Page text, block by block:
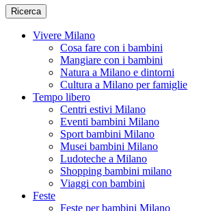
Ricerca
Vivere Milano
Cosa fare con i bambini
Mangiare con i bambini
Natura a Milano e dintorni
Cultura a Milano per famiglie
Tempo libero
Centri estivi Milano
Eventi bambini Milano
Sport bambini Milano
Musei bambini Milano
Ludoteche a Milano
Shopping bambini milano
Viaggi con bambini
Feste
Feste per bambini Milano